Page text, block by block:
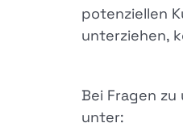
potenziellen
unterziehen,
Bei Fragen
unter: